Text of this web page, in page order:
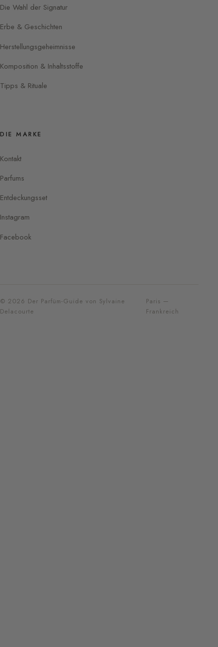
Die Wahl der Signatur
Erbe & Geschichten
Herstellungsgeheimnisse
Komposition & Inhaltsstoffe
Tipps & Rituale
DIE MARKE
Kontakt
Parfums
Entdeckungsset
Instagram
Facebook
© 2026 Der Parfüm-Guide von Sylvaine
Delacourte
Paris —
Frankreich